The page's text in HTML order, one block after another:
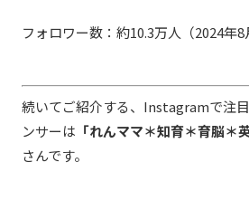
フォロワー数：約10.3万人（2024年8
続いてご紹介する、Instagramで注
ンサーは 「れんママ＊知育＊育脳＊
さんです。